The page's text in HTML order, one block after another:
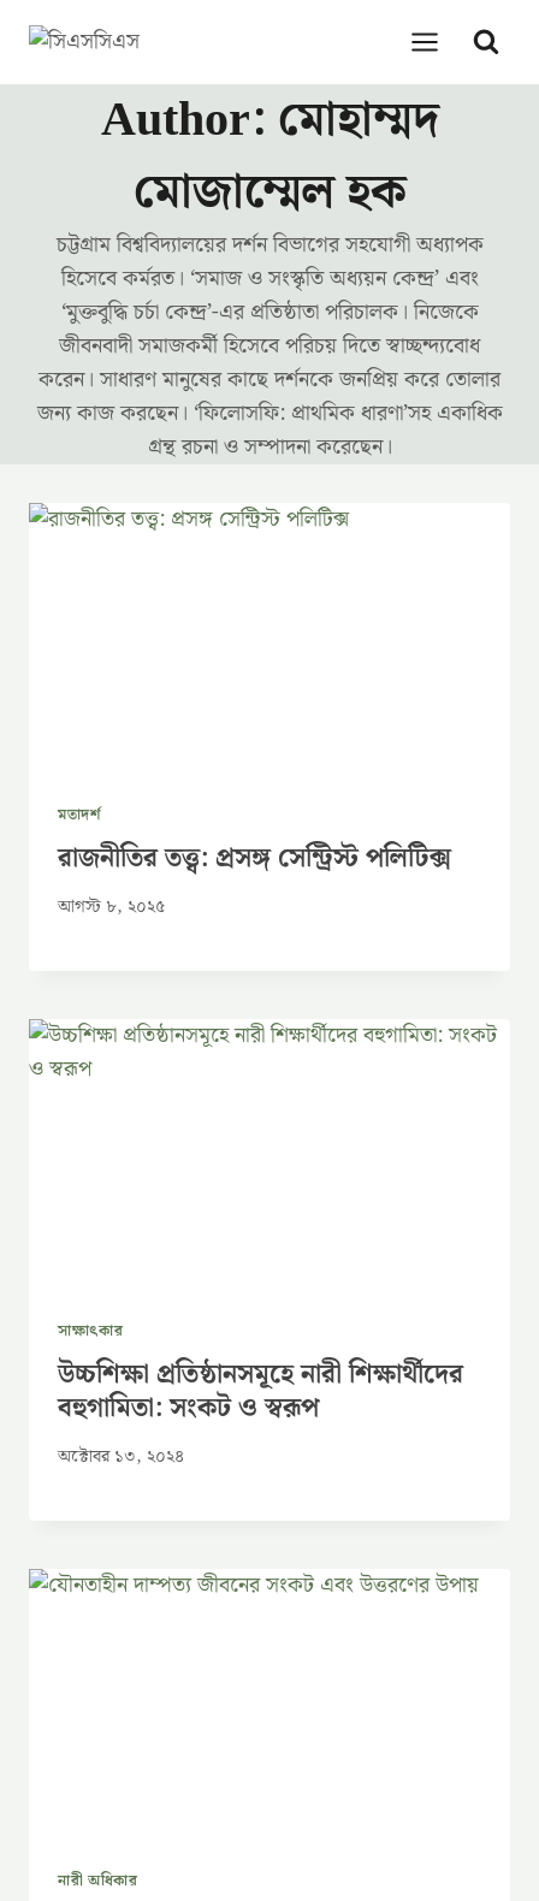
content
Author: মোহাম্মদ
মোজাম্মেল হক
চট্টগ্রাম বিশ্ববিদ্যালয়ের দর্শন বিভাগের সহযোগী অধ্যাপক
হিসেবে কর্মরত। ‘সমাজ ও সংস্কৃতি অধ্যয়ন কেন্দ্র’ এবং
‘মুক্তবুদ্ধি চর্চা কেন্দ্র’-এর প্রতিষ্ঠাতা পরিচালক। নিজেকে
জীবনবাদী সমাজকর্মী হিসেবে পরিচয় দিতে স্বাচ্ছন্দ্যবোধ
করেন। সাধারণ মানুষের কাছে দর্শনকে জনপ্রিয় করে তোলার
জন্য কাজ করছেন। ‘ফিলোসফি: প্রাথমিক ধারণা’সহ একাধিক
গ্রন্থ রচনা ও সম্পাদনা করেছেন।
মতাদর্শ
রাজনীতির তত্ত্ব: প্রসঙ্গ সেন্ট্রিস্ট পলিটিক্স
আগস্ট ৮, ২০২৫
সাক্ষাৎকার
উচ্চশিক্ষা প্রতিষ্ঠানসমূহে নারী শিক্ষার্থীদের
বহুগামিতা: সংকট ও স্বরূপ
অক্টোবর ১৩, ২০২৪
নারী অধিকার